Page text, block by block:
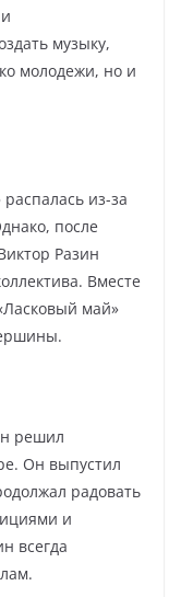
музыку,
молодежи, но и
из-за
после
Разин
Вместе
май»
решил
Он выпустил
радовать
и
всегда